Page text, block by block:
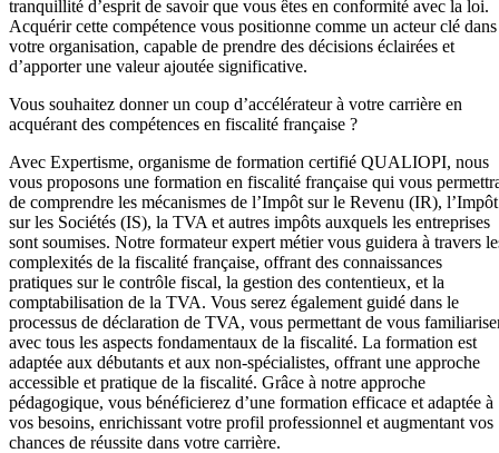
tranquillité d’esprit de savoir que vous êtes en conformité avec la loi.
Acquérir cette compétence vous positionne comme un acteur clé dans
votre organisation, capable de prendre des décisions éclairées et
d’apporter une valeur ajoutée significative.
Vous souhaitez donner un coup d’accélérateur à votre carrière en
acquérant des compétences en fiscalité française ?
Avec Expertisme, organisme de formation certifié QUALIOPI, nous
vous proposons une formation en fiscalité française qui vous
de comprendre les mécanismes de l’Impôt sur le Revenu (IR), l’Impôt
sur les Sociétés (IS), la TVA et autres impôts auxquels les entreprises
sont soumises. Notre formateur expert métier vous guidera à travers
complexités de la fiscalité française, offrant des connaissances
pratiques sur le contrôle fiscal, la gestion des contentieux, et la
comptabilisation de la TVA. Vous serez également guidé dans le
processus de déclaration de TVA, vous permettant de vous
avec tous les aspects fondamentaux de la fiscalité. La formation est
adaptée aux débutants et aux non-spécialistes, offrant une approche
accessible et pratique de la fiscalité. Grâce à notre approche
pédagogique, vous bénéficierez d’une formation efficace et adaptée à
vos besoins, enrichissant votre profil professionnel et augmentant vos
chances de réussite dans votre carrière.